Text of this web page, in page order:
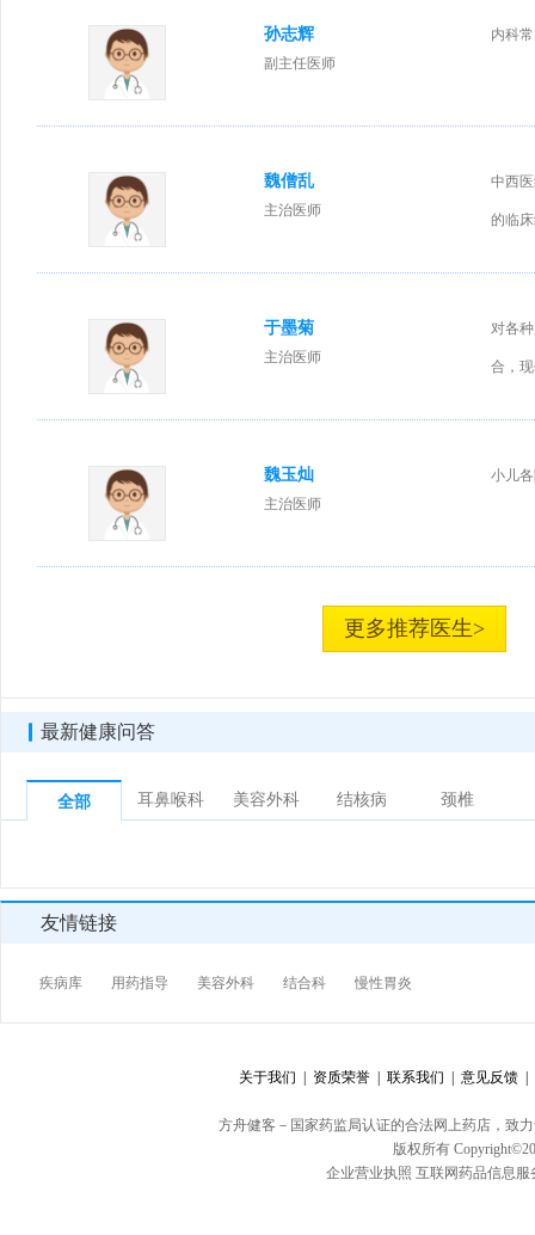
孙志辉
副主任医师
内科
魏僧乱
主治医师
中西
的临
于墨菊
主治医师
对各
合，
魏玉灿
主治医师
小儿
更多推荐医生>
最新健康问答
全部 耳鼻喉科 美容外科 结核病 颈椎
友情链接
疾病库 用药指导 美容外科 结合科 慢性胃炎
关于我们 | 资质荣誉 | 联系我们 | 意见反馈 |
方舟健客－国家药监局认证的合法网上药店，致
版权所有
企业营业执照 互联网药品信息服